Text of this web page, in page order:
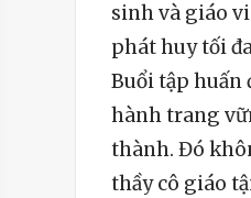
sinh và giáo
phát huy tối
Buổi tập
hành trang
thành. Đó
thầy cô giáo